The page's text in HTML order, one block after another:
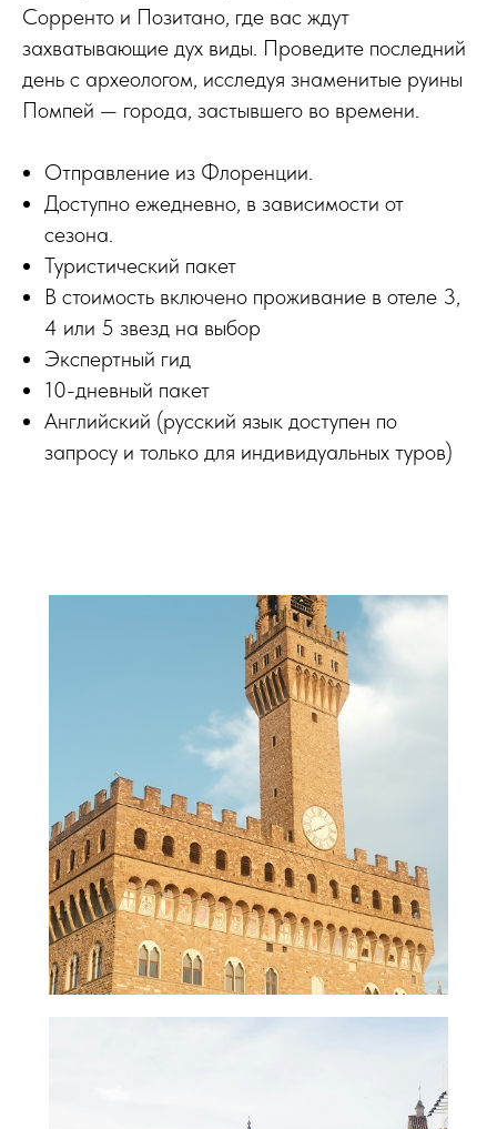
Сорренто и Позитано, где вас ждут
захватывающие дух виды. Проведите последний
день с археологом, исследуя знаменитые руины
Помпей — города, застывшего во времени.
Отправление из Флоренции.
Доступно ежедневно, в зависимости от
сезона.
Туристический пакет
В стоимость включено проживание в отеле 3,
4 или 5 звезд на выбор
Экспертный гид
10-дневный пакет
Английский (русский язык доступен по
запросу и только для индивидуальных туров)